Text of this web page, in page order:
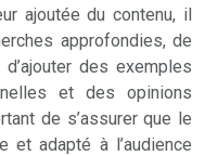
ajoutée du contenu, il
approfondies, de
des exemples
et des opinions
de s’assurer que le
adapté à l’audience